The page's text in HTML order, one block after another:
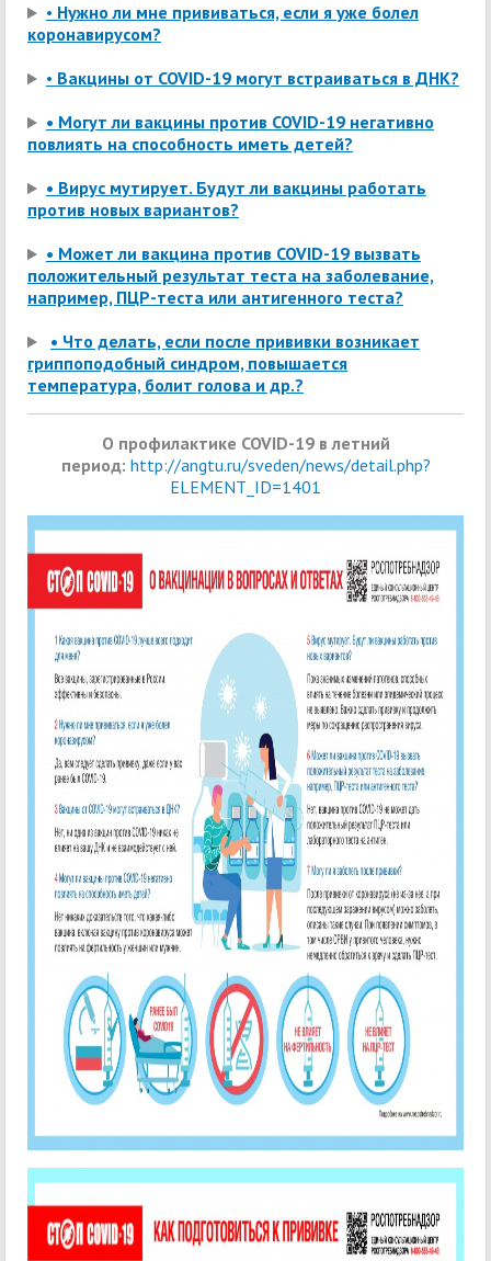
• Нужно ли мне прививаться, если я уже болел
коронавирусом?
• Вакцины от COVID-19 могут встраиваться в ДНК?
• Могут ли вакцины против COVID-19 негативно
повлиять на способность иметь детей?
• Вирус мутирует. Будут ли вакцины работать
против новых вариантов?
• Может ли вакцина против COVID-19 вызвать
положительный результат теста на заболевание,
например, ПЦР-теста или антигенного теста?
• Что делать, если после прививки возникает
гриппоподобный синдром, повышается
температура, болит голова и др.?
О профилактике COVID-19 в летний
период: http://angtu.ru/sveden/news/detail.php?
ELEMENT_ID=1401